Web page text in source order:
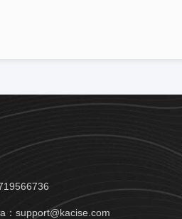
：support@kacise.com